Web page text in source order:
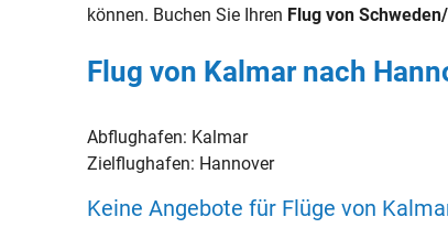
können. Buchen Sie Ihren Flug von
Flug von Kalmar nach
Abflughafen: Kalmar
Zielflughafen: Hannover
Keine Angebote für Flüge von